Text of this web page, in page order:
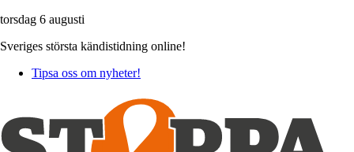
torsdag 6 augusti
Sveriges största kändistidning online!
Tipsa oss om nyheter!